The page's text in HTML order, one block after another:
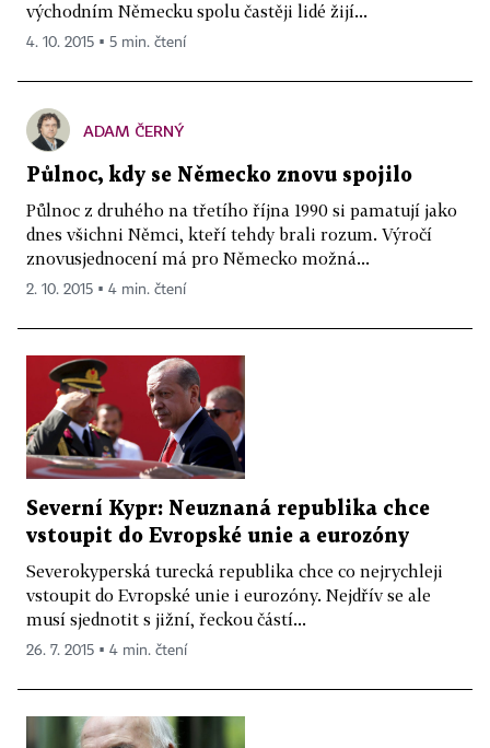
východním Německu spolu častěji lidé žijí...
4. 10. 2015 ▪ 5 min. čtení
ADAM ČERNÝ
Půlnoc, kdy se Německo znovu spojilo
Půlnoc z druhého na třetího října 1990 si pamatují jako
dnes všichni Němci, kteří tehdy brali rozum. Výročí
znovusjednocení má pro Německo možná...
2. 10. 2015 ▪ 4 min. čtení
Severní Kypr: Neuznaná republika chce
vstoupit do Evropské unie a eurozóny
Severokyperská turecká republika chce co nejrychleji
vstoupit do Evropské unie i eurozóny. Nejdřív se ale
musí sjednotit s jižní, řeckou částí...
26. 7. 2015 ▪ 4 min. čtení